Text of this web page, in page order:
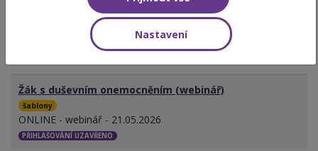
Aktuálně vypsané termíny
Žák s duševním onemocněním (webinář)
šablony
ONLINE - webinář - 21.05.2026
PŘIHLAŠOVÁNÍ UZAVŘENO
Nastavení